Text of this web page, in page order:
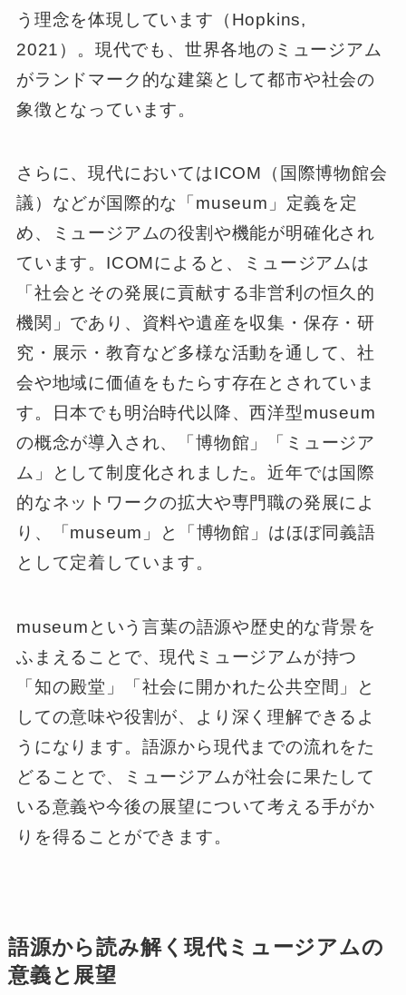
う理念を体現しています（Hopkins,
2021）。現代でも、世界各地のミュージアム
がランドマーク的な建築として都市や社会の
象徴となっています。
さらに、現代においてはICOM（国際博物館会
議）などが国際的な「museum」定義を定
め、ミュージアムの役割や機能が明確化され
ています。ICOMによると、ミュージアムは
「社会とその発展に貢献する非営利の恒久的
機関」であり、資料や遺産を収集・保存・研
究・展示・教育など多様な活動を通して、社
会や地域に価値をもたらす存在とされていま
す。日本でも明治時代以降、西洋型museum
の概念が導入され、「博物館」「ミュージア
ム」として制度化されました。近年では国際
的なネットワークの拡大や専門職の発展によ
り、「museum」と「博物館」はほぼ同義語
として定着しています。
museumという言葉の語源や歴史的な背景を
ふまえることで、現代ミュージアムが持つ
「知の殿堂」「社会に開かれた公共空間」と
しての意味や役割が、より深く理解できるよ
うになります。語源から現代までの流れをた
どることで、ミュージアムが社会に果たして
いる意義や今後の展望について考える手がか
りを得ることができます。
語源から読み解く現代ミュージアムの
意義と展望